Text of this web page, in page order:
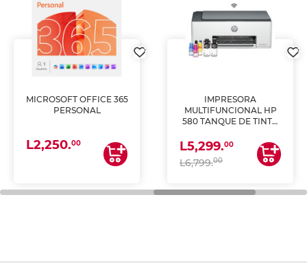
MICROSOFT OFFICE 365
PERSONAL
L2,250.00
IMPRESORA
MULTIFUNCIONAL HP
580 TANQUE DE TINTA
ESCANEA)
L5,299.00
L6,799.00